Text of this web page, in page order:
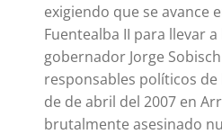
exigiendo que se avance
Fuentealba II para llevar
gobernador Jorge
responsables políticos
de de abril del 2007 en
brutalmente asesinado